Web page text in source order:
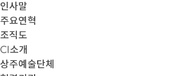
인사말
주요연혁
조직도
CI소개
상주예술단체